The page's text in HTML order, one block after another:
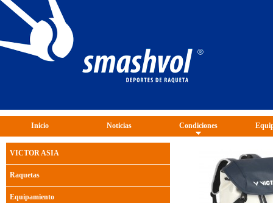
Inicio Noticias Condiciones
VICTOR ASIA
Raquetas
Equipamiento